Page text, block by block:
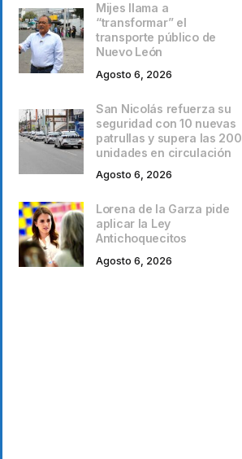
Mijes llama a
“transformar” el
transporte público de
Nuevo León
Agosto 6, 2026
San Nicolás refuerza su
seguridad con 10 nuevas
patrullas y supera las 200
unidades en circulación
Agosto 6, 2026
Lorena de la Garza pide
aplicar la Ley
Antichoquecitos
Agosto 6, 2026